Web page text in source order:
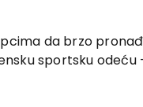
da brzo
sportsku odeću